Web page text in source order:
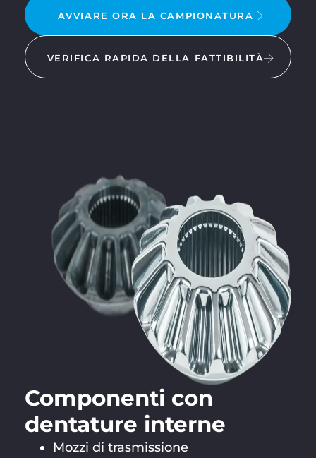
AVVIARE ORA LA CAMPIONATURA
VERIFICA RAPIDA DELLA FATTIBILITÀ
Componenti con
dentature interne
Mozzi di trasmissione